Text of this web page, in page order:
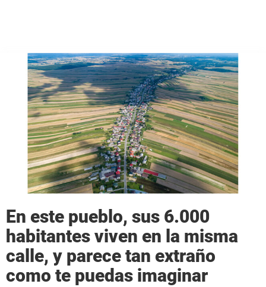
En este pueblo, sus 6.000
habitantes viven en la misma
calle, y parece tan extraño
como te puedas imaginar